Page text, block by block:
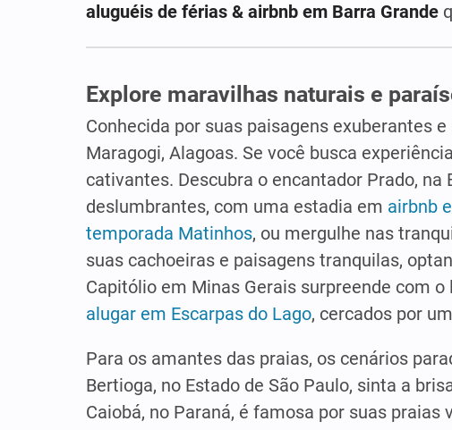
aluguéis de férias & airbnb em Barra Grande
Explore maravilhas naturais e
Conhecida por suas paisagens exuberantes
Maragogi, Alagoas. Se você busca
cativantes. Descubra o encantador Prado,
deslumbrantes, com uma estadia em airbnb
temporada Matinhos, ou mergulhe nas
suas cachoeiras e paisagens tranquilas,
Capitólio em Minas Gerais surpreende com
alugar em Escarpas do Lago, cercados por
Para os amantes das praias, os cenários
Bertioga, no Estado de São Paulo, sinta a
Caiobá, no Paraná, é famosa por suas